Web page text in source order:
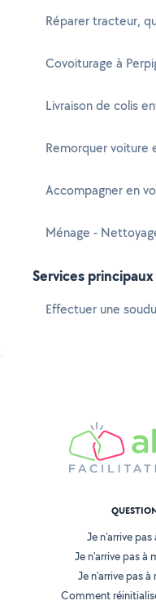
Réparer tracteur,
Covoiturage à
Livraison de colis
Remorquer voiture
Accompagner en
Ménage -
Services principaux
Effectuer une
Je n'arrive
Je n'arrive pas
Je n'arrive pas
Comment